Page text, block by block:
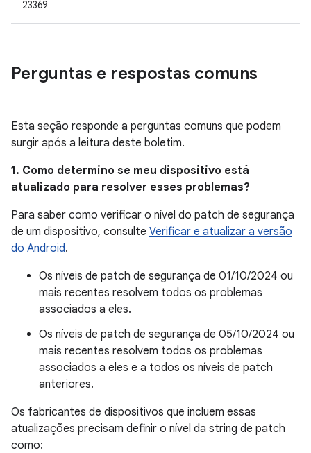
23369
Perguntas e respostas comuns
Esta seção responde a perguntas comuns que podem
surgir após a leitura deste boletim.
1. Como determino se meu dispositivo está
atualizado para resolver esses problemas?
Para saber como verificar o nível do patch de segurança
de um dispositivo, consulte Verificar e atualizar a versão
do Android.
Os níveis de patch de segurança de 01/10/2024 ou
mais recentes resolvem todos os problemas
associados a eles.
Os níveis de patch de segurança de 05/10/2024 ou
mais recentes resolvem todos os problemas
associados a eles e a todos os níveis de patch
anteriores.
Os fabricantes de dispositivos que incluem essas
atualizações precisam definir o nível da string de patch
como: